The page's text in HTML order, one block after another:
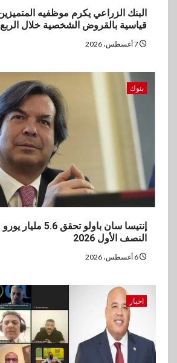
البنك الزراعي يكرم موظفيه
قياسية بالقروض الشخصية خلال الربع
بنوك
إنتيسا سان باولو
النصف الأول 2026
اخبار